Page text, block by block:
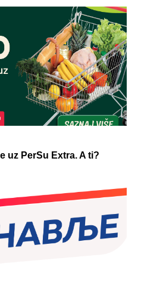
uz PerSu Extra. A ti?